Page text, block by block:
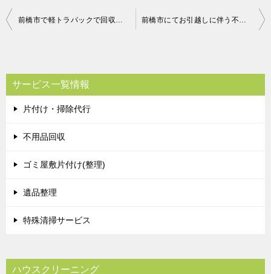
投
ビ
ゲ
ー
シ
前橋市で軽トラパックで回収のご依頼 お客様の声 前橋市にてお引越しに伴う不用品回収のご依頼 匿名希望様の声
サービス一覧情報
片付け・掃除代行
不用品回収
ゴミ屋敷片付け(整理)
遺品整理
特殊清掃サービス
ハウスクリーニング